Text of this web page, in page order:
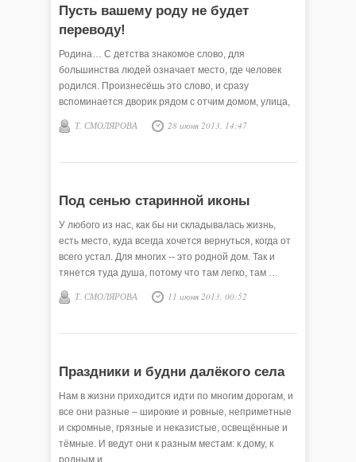
Пусть вашему роду не будет
переводу!
Родина… С детства знакомое слово, для
большинства людей означает место, где человек
родился. Произнесёшь это слово, и сразу
вспоминается дворик рядом с отчим домом, улица,
на которой прошло …
Т. СМОЛЯРОВА 28 июня 2013, 14:47
Под сенью старинной иконы
У любого из нас, как бы ни складывалась жизнь,
есть место, куда всегда хочется вернуться, когда от
всего устал. Для многих -- это родной дом. Так и
тянется туда душа, потому что там легко, там …
Т. СМОЛЯРОВА 11 июня 2013, 00:52
Праздники и будни далёкого села
Нам в жизни приходится идти по многим дорогам, и
все они разные – широкие и ровные, неприметные
и скромные, грязные и неказистые, освещённые и
тёмные. И ведут они к разным местам: к дому, к
родным и …